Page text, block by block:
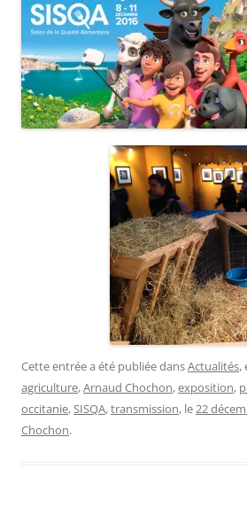
Cette entrée a été publiée dansActualités,
agriculture,Arnaud Chochon,exposition,
occitanie,SISQA,transmission, le22
Chochon.